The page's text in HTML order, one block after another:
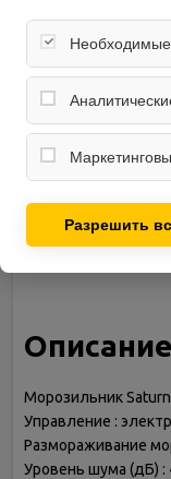
Возможность
Размораживание
морозильной
Общий объем (л)
Количество
модель
Описание
Морозильник Saturn
Управление :
Размораживание
Уровень шума (дБ) :
Необходимые
Обеспечивают
заказа, корзина,
Собирают
использовании
предложений на
Разрешить